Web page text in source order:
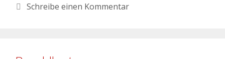
Schreibe einen Kommentar